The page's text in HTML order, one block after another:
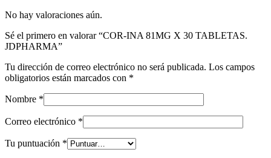
No hay valoraciones aún.
Sé el primero en valorar “COR-INA 81MG X 30 TABLETAS.
JDPHARMA”
Tu dirección de correo electrónico no será publicada. Los campos
obligatorios están marcados con *
Nombre *
Correo electrónico *
Tu puntuación *